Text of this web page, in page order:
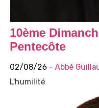
10ème
Pentecôte
02/08/26 - Abbé
L'humilité